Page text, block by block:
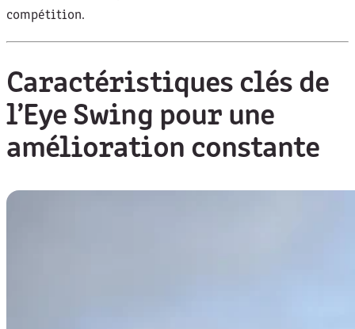
compétition.
Caractéristiques clés de
l’Eye Swing pour une
amélioration constante